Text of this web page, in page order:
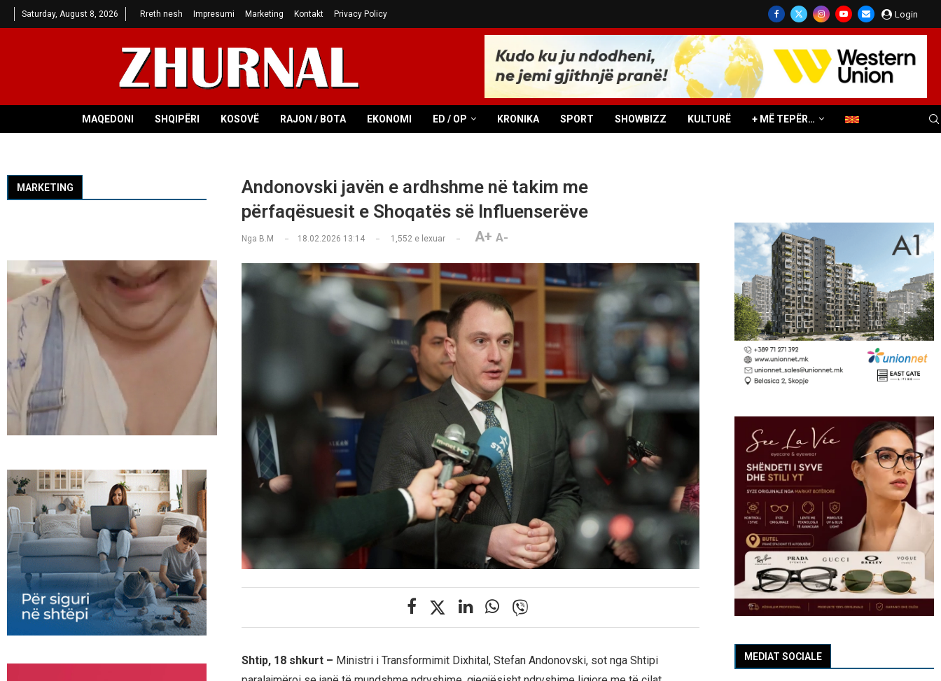
Saturday, August 8, 2026 Rreth nesh Impresumi Marketing Kontakt Privacy Policy Login
MAQEDONI SHQIPËRI KOSOVË RAJON / BOTA EKONOMI ED / OP KRONIKA SPORT SHOWBIZZ KULTURË + MË TEPËR…
Andonovski javën e ardhshme në takim me
përfaqësuesit e Shoqatës së Influenserëve
Nga B.M 18.02.2026 13:14 1,552e lexuar A+ A-
Shtip, 18 shkurt – Ministri i Transformimit Dixhital, Stefan Andonovski, sot nga Shtipi
MEDIAT SOCIALE
MARKETING